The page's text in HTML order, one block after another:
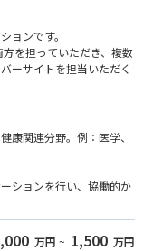
ョンです。
を担っていただき、複数
ーサイトを担当いただく
の多くのステークホルダ
機会も豊富なポジション
康関連分野。例：医学、
ションを行い、協働的か
きる関係およびパートナ
万円 ~ 1,500 万円